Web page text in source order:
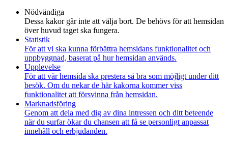
Nödvändiga
Dessa kakor går inte att välja bort. De behövs för att hemsidan
över huvud taget ska fungera.
Statistik
För att vi ska kunna förbättra hemsidans funktionalitet och
uppbyggnad, baserat på hur hemsidan används.
Upplevelse
För att vår hemsida ska prestera så bra som möjligt under ditt
besök. Om du nekar de här kakorna kommer viss
funktionalitet att försvinna från hemsidan.
Marknadsföring
Genom att dela med dig av dina intressen och ditt beteende
när du surfar ökar du chansen att få se personligt anpassat
innehåll och erbjudanden.